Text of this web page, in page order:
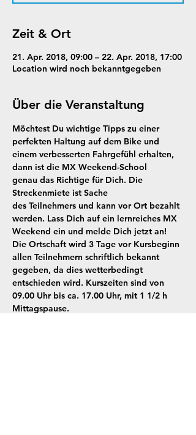
Zeit & Ort
21. Apr. 2018, 09:00 – 22. Apr. 2018, 17:00
Location wird noch bekanntgegeben
Über die Veranstaltung
Möchtest Du wichtige Tipps zu einer
perfekten Haltung auf dem Bike und
einem verbesserten Fahrgefühl erhalten,
dann ist die MX Weekend-School
genau das Richtige für Dich. Die
Streckenmiete ist Sache
des Teilnehmers und kann vor Ort bezahlt
werden. Lass Dich auf ein lernreiches MX
Weekend ein und melde Dich jetzt an!
Die Ortschaft wird 3 Tage vor Kursbeginn
allen Teilnehmern schriftlich bekannt
gegeben, da dies wetterbedingt
entschieden wird. Kurszeiten sind von
09.00 Uhr bis ca. 17.00 Uhr, mit 1 1/2 h
Mittagspause.